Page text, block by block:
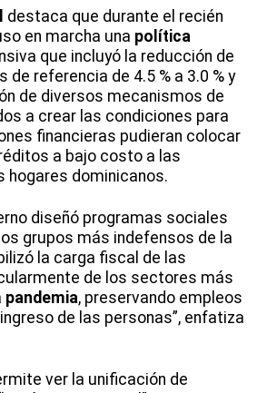
destaca que durante el recién
en marcha una política
que incluyó la reducción de
de referencia de 4.5 % a 3.0 % y
de diversos mecanismos de
a crear las condiciones para
financieras pudieran colocar
a bajo costo a las
hogares dominicanos.
diseñó programas sociales
grupos más indefensos de la
la carga fiscal de las
de los sectores más
pandemia, preservando empleos
de las personas”, enfatiza
ver la unificación de